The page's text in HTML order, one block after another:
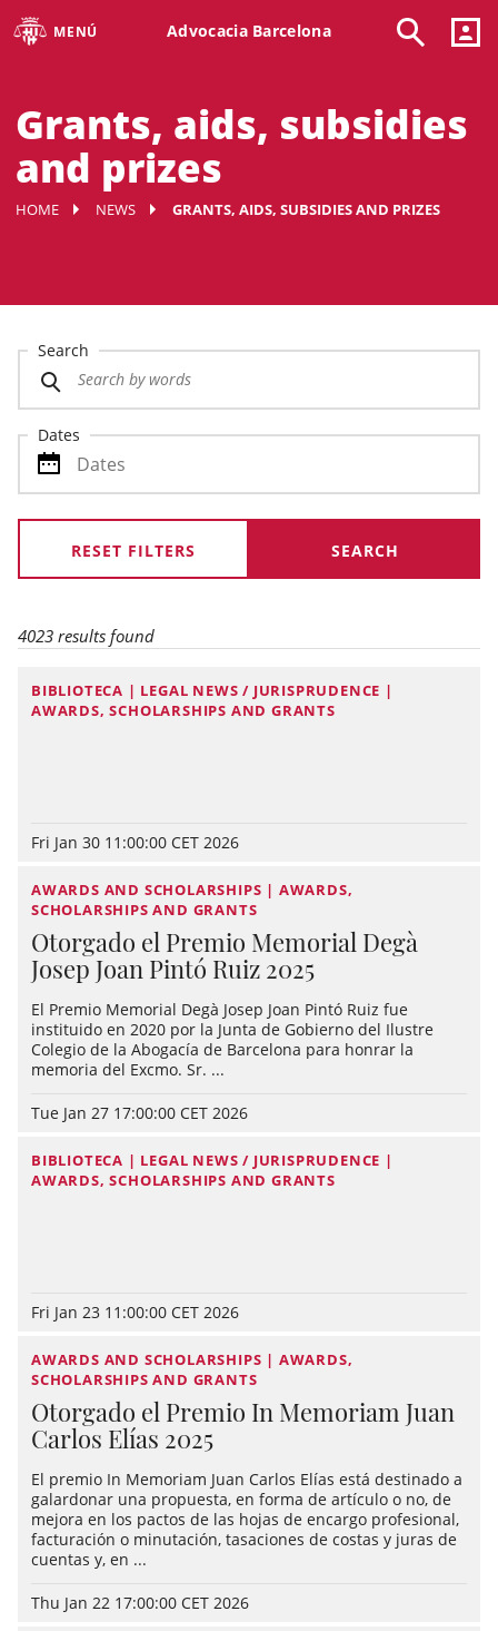
MENÚ Advocacia Barcelona
Grants, aids, subsidies
and prizes
HOME NEWS GRANTS, AIDS, SUBSIDIES AND PRIZES
Search
Dates
RESET FILTERS
4023 results found
BIBLIOTECA | LEGAL NEWS / JURISPRUDENCE |
AWARDS, SCHOLARSHIPS AND GRANTS
Fri Jan 30 11:00:00 CET 2026
AWARDS AND SCHOLARSHIPS | AWARDS,
SCHOLARSHIPS AND GRANTS
Otorgado el Premio Memorial Degà
Josep Joan Pintó Ruiz 2025
El Premio Memorial Degà Josep Joan Pintó Ruiz fue
instituido en 2020 por la Junta de Gobierno del Ilustre
Colegio de la Abogacía de Barcelona para honrar la
memoria del Excmo. Sr. ...
Tue Jan 27 17:00:00 CET 2026
BIBLIOTECA | LEGAL NEWS / JURISPRUDENCE |
AWARDS, SCHOLARSHIPS AND GRANTS
Fri Jan 23 11:00:00 CET 2026
AWARDS AND SCHOLARSHIPS | AWARDS,
SCHOLARSHIPS AND GRANTS
Otorgado el Premio In Memoriam Juan
Carlos Elías 2025
El premio In Memoriam Juan Carlos Elías está destinado a
galardonar una propuesta, en forma de artículo o no, de
mejora en los pactos de las hojas de encargo profesional,
facturación o minutación, tasaciones de costas y juras de
cuentas y, en ...
Thu Jan 22 17:00:00 CET 2026